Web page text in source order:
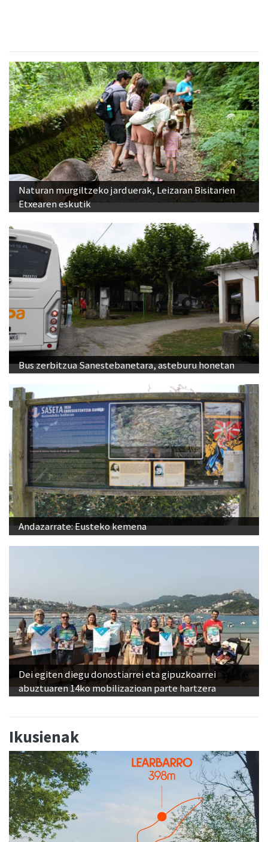
Naturan murgiltzeko jarduerak, Leizaran Bisitarien
Etxearen eskutik
Bus zerbitzua Sanestebanetara, asteburu honetan
Andazarrate: Eusteko kemena
Dei egiten diegu donostiarrei eta gipuzkoarrei
abuztuaren 14ko mobilizazioan parte hartzera
Ikusienak